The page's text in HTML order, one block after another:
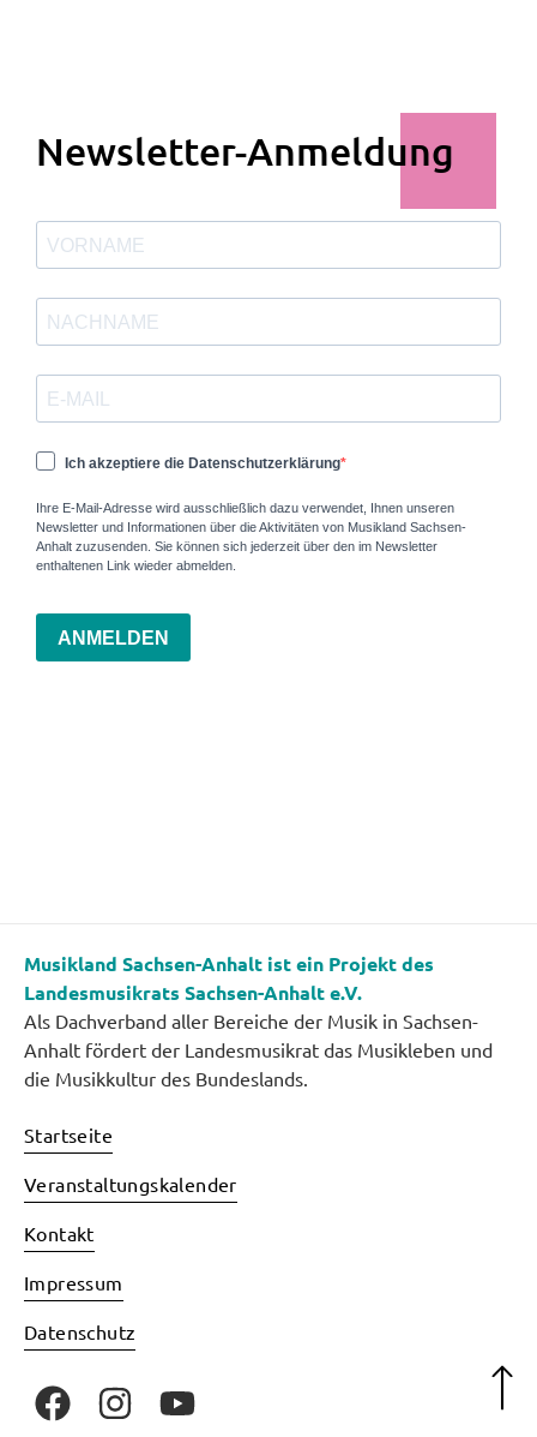
Newsletter-Anmeldung
Ich akzeptiere die Datenschutzerklärung
Ihre E-Mail-Adresse wird ausschließlich dazu verwendet, Ihnen unseren
Newsletter und Informationen über die Aktivitäten von Musikland Sachsen-
Anhalt zuzusenden. Sie können sich jederzeit über den im Newsletter
enthaltenen Link wieder abmelden.
ANMELDEN
Musikland Sachsen-Anhalt ist ein Projekt des
Landesmusikrats Sachsen-Anhalt e.V.
Als Dachverband aller Bereiche der Musik in Sachsen-
Anhalt fördert der Landesmusikrat das Musikleben und
die Musikkultur des Bundeslands.
Startseite
Veranstaltungskalender
Kontakt
Impressum
Datenschutz